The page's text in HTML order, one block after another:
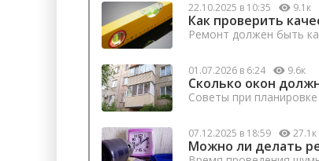
22.10.2025 в 10:35 9.1к
Как проверить
Ремонт должен быть
01.07.2026 в 6:24 9.6к
Сколько окон
Советы при
07.12.2025 в 18:59 27.1к
Можно ли делать